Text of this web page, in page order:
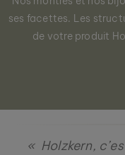
Nouveau
ses facettes. Les
de votre produit
« Holzkern,